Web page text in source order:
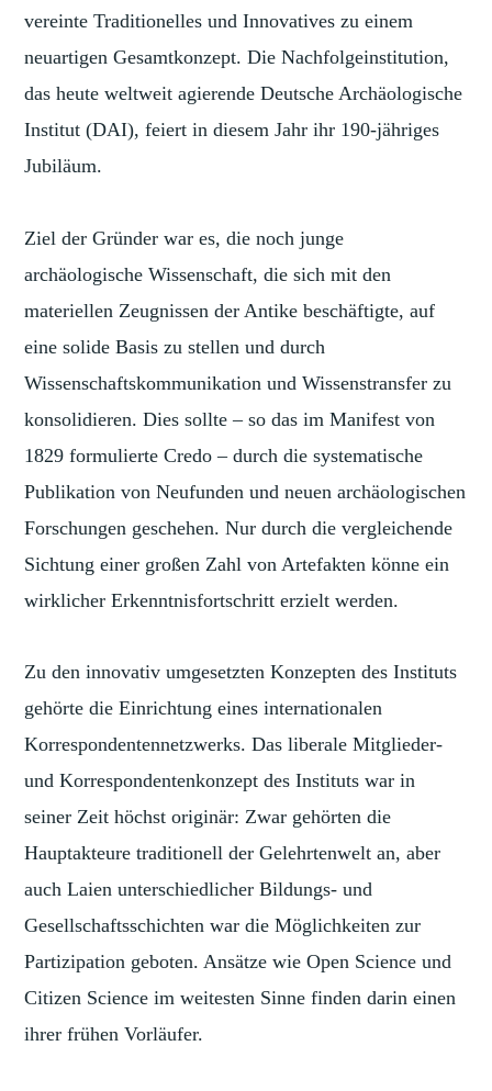
vereinte Traditionelles und Innovatives zu einem
neuartigen Gesamtkonzept. Die Nachfolgeinstitution,
das heute weltweit agierende Deutsche Archäologische
Institut (DAI), feiert in diesem Jahr ihr 190-jähriges
Jubiläum.
Ziel der Gründer war es, die noch junge
archäologische Wissenschaft, die sich mit den
materiellen Zeugnissen der Antike beschäftigte, auf
eine solide Basis zu stellen und durch
Wissenschaftskommunikation und Wissenstransfer zu
konsolidieren. Dies sollte – so das im Manifest von
1829 formulierte Credo – durch die systematische
Publikation von Neufunden und neuen archäologischen
Forschungen geschehen. Nur durch die vergleichende
Sichtung einer großen Zahl von Artefakten könne ein
wirklicher Erkenntnisfortschritt erzielt werden.
Zu den innovativ umgesetzten Konzepten des Instituts
gehörte die Einrichtung eines internationalen
Korrespondentennetzwerks. Das liberale Mitglieder-
und Korrespondentenkonzept des Instituts war in
seiner Zeit höchst originär: Zwar gehörten die
Hauptakteure traditionell der Gelehrtenwelt an, aber
auch Laien unterschiedlicher Bildungs- und
Gesellschaftsschichten war die Möglichkeiten zur
Partizipation geboten. Ansätze wie Open Science und
Citizen Science im weitesten Sinne finden darin einen
ihrer frühen Vorläufer.